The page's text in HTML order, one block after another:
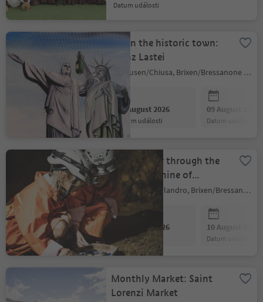
datum události
Art in the historic town:
Heinz Lastei
Klausen/Chiusa, Brixen/Bressanone and environs
08 August 2026
datum události
09 August 2026
datum události
Guided tour through the
mountain mine of
Villanders
Villanders/Villandro, Brixen/Bressanone and environs
09 August 2026
datum události
10 August 2026
datum události
Monthly Market: Saint
Lorenzi Market